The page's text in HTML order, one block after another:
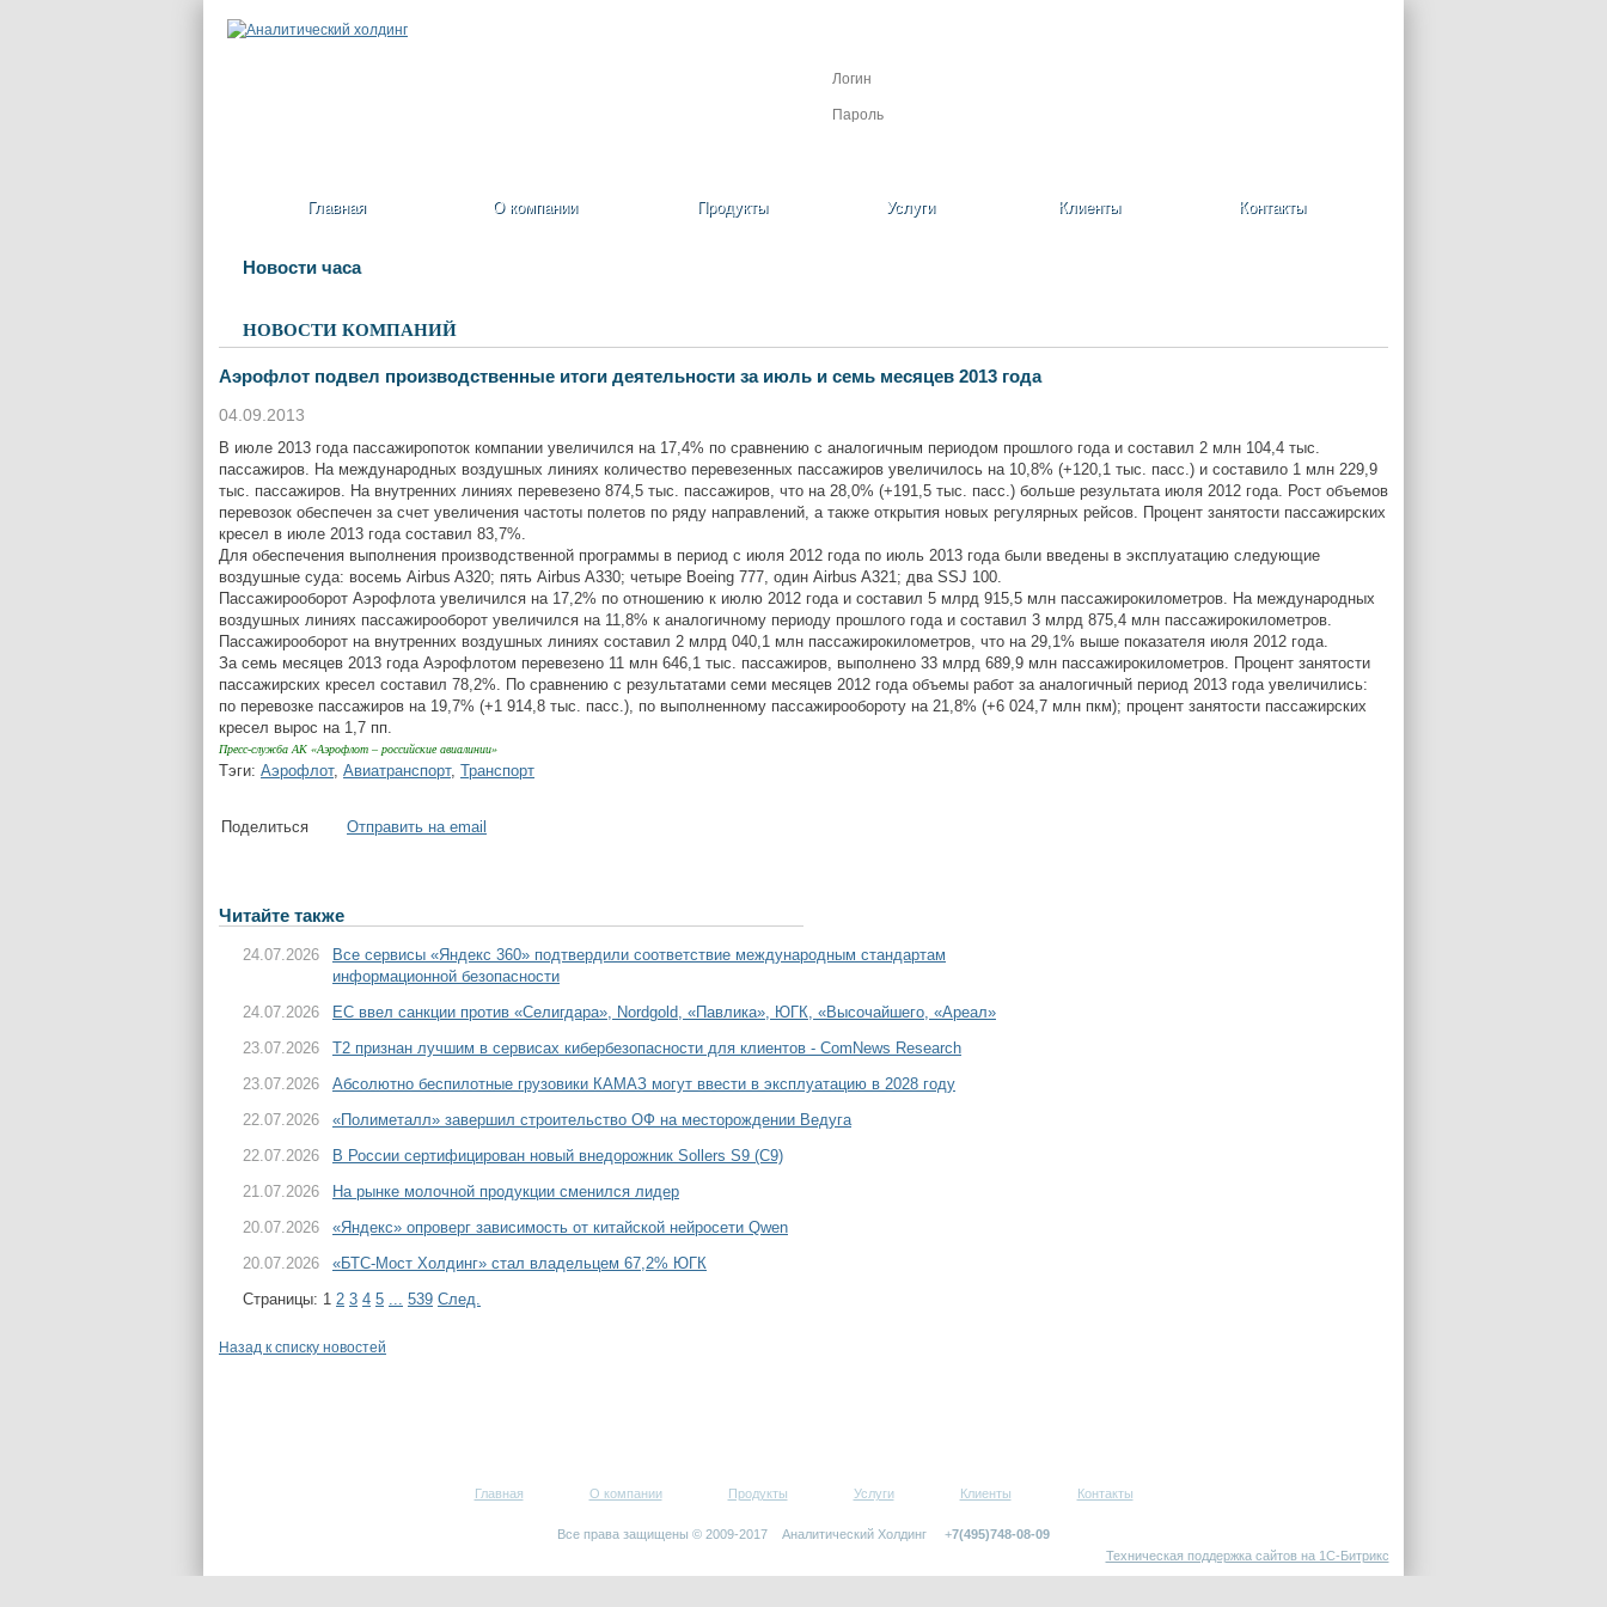
Главная О компании Продукты Услуги Клиенты Контакты
Новости часа
НОВОСТИ КОМПАНИЙ
Аэрофлот подвел производственные итоги деятельности за июль и семь месяцев 2013 года
04.09.2013
В июле 2013 года пассажиропоток компании увеличился на 17,4% по сравнению с аналогичным периодом прошлого года и составил 2 млн 104,4 тыс.
пассажиров. На международных воздушных линиях количество перевезенных пассажиров увеличилось на 10,8% (+120,1 тыс. пасс.) и составило 1 млн 229,9
тыс. пассажиров. На внутренних линиях перевезено 874,5 тыс. пассажиров, что на 28,0% (+191,5 тыс. пасс.) больше результата июля 2012 года. Рост объемов
перевозок обеспечен за счет увеличения частоты полетов по ряду направлений, а также открытия новых регулярных рейсов. Процент занятости пассажирских
кресел в июле 2013 года составил 83,7%.
Для обеспечения выполнения производственной программы в период с июля 2012 года по июль 2013 года были введены в эксплуатацию следующие
воздушные суда: восемь Airbus A320; пять Airbus A330; четыре Boeing 777, один Airbus A321; два SSJ 100.
Пассажирооборот Аэрофлота увеличился на 17,2% по отношению к июлю 2012 года и составил 5 млрд 915,5 млн пассажирокилометров. На международных
воздушных линиях пассажирооборот увеличился на 11,8% к аналогичному периоду прошлого года и составил 3 млрд 875,4 млн пассажирокилометров.
Пассажирооборот на внутренних воздушных линиях составил 2 млрд 040,1 млн пассажирокилометров, что на 29,1% выше показателя июля 2012 года.
За семь месяцев 2013 года Аэрофлотом перевезено 11 млн 646,1 тыс. пассажиров, выполнено 33 млрд 689,9 млн пассажирокилометров. Процент занятости
пассажирских кресел составил 78,2%. По сравнению с результатами семи месяцев 2012 года объемы работ за аналогичный период 2013 года увеличились:
по перевозке пассажиров на 19,7% (+1 914,8 тыс. пасс.), по выполненному пассажирообороту на 21,8% (+6 024,7 млн пкм); процент занятости пассажирских
кресел вырос на 1,7 пп.
Пресс-служба АК «Аэрофлот – российские авиалинии»
Тэги: Аэрофлот, Авиатранспорт, Транспорт
Поделиться Отправить на email
Читайте также
24.07.2026
Все сервисы «Яндекс 360» подтвердили соответствие международным стандартам
информационной безопасности
24.07.2026
ЕС ввел санкции против «Селигдара», Nordgold, «Павлика», ЮГК, «Высочайшего, «Ареал»
23.07.2026
T2 признан лучшим в сервисах кибербезопасности для клиентов - ComNews Research
23.07.2026
Абсолютно беспилотные грузовики КАМАЗ могут ввести в эксплуатацию в 2028 году
22.07.2026
«Полиметалл» завершил строительство ОФ на месторождении Ведуга
22.07.2026
В России сертифицирован новый внедорожник Sollers S9 (С9)
21.07.2026
На рынке молочной продукции сменился лидер
20.07.2026
«Яндекс» опроверг зависимость от китайской нейросети Qwen
20.07.2026
«БТС-Мост Холдинг» стал владельцем 67,2% ЮГК
Страницы: 1 2 3 4 5 ... 539 След.
Назад к списку новостей
Главная О компании Продукты Услуги Клиенты Контакты
Все права защищены © 2009-2017 Аналитический Холдинг +7(495)748-08-09
Техническая поддержка сайтов на 1С-Битрикс